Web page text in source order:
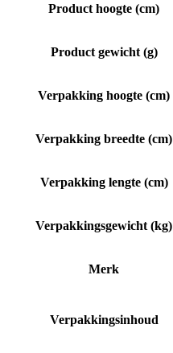
Product hoogte (cm)
Product gewicht (g)
Verpakking hoogte (cm)
Verpakking breedte (cm)
Verpakking lengte (cm)
Verpakkingsgewicht (kg)
Merk
Verpakkingsinhoud